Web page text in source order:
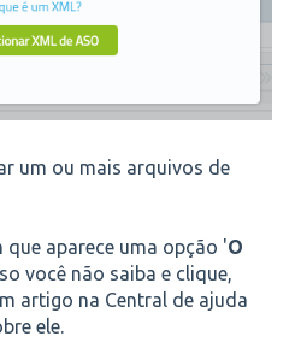
um ou mais arquivos de
aparece uma opção 'O
você não saiba e clique,
artigo na Central de ajuda
ele.